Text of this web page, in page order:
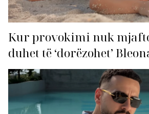
Kur provokimi nuk
duhet të ‘dorëzohet’